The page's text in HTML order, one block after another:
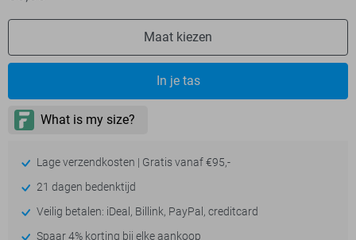
Maat kiezen
In je tas
Lage verzendkosten | Gratis vanaf €95,-
21 dagen bedenktijd
Veilig betalen: iDeal, Billink, PayPal, creditcard
Spaar 4% korting bij elke aankoop